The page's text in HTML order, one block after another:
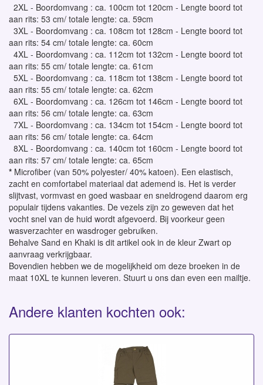
2XL - Boordomvang : ca. 100cm tot 120cm - Lengte boord tot
aan rits: 53 cm/ totale lengte: ca. 59cm
3XL - Boordomvang : ca. 108cm tot 128cm - Lengte boord tot
aan rits: 54 cm/ totale lengte: ca. 60cm
4XL - Boordomvang : ca. 112cm tot 132cm - Lengte boord tot
aan rits: 55 cm/ totale lengte: ca. 61cm
5XL - Boordomvang : ca. 118cm tot 138cm - Lengte boord tot
aan rits: 55 cm/ totale lengte: ca. 62cm
6XL - Boordomvang : ca. 126cm tot 146cm - Lengte boord tot
aan rits: 56 cm/ totale lengte: ca. 63cm
7XL - Boordomvang : ca. 134cm tot 154cm - Lengte boord tot
aan rits: 56 cm/ totale lengte: ca. 64cm
8XL - Boordomvang : ca. 140cm tot 160cm - Lengte boord tot
aan rits: 57 cm/ totale lengte: ca. 65cm
* Microfiber (van 50% polyester/ 40% katoen). Een elastisch,
zacht en comfortabel materiaal dat ademend is. Het is verder
slijtvast, vormvast en goed wasbaar en sneldrogend daarom erg
populair tijdens vakanties. De vezels zijn zo geweven dat het
vocht snel van de huid wordt afgevoerd. Bij voorkeur geen
wasverzachter en wasdroger gebruiken.
Behalve Sand en Khaki is dit artikel ook in de kleur Zwart op
aanvraag verkrijgbaar.
Bovendien hebben we de mogelijkheid om deze broeken in de
maat 10XL te kunnen leveren. Stuurt u ons dan even een mailtje.
Andere klanten kochten ook: